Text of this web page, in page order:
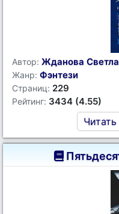
Автор: Жданова
Жанр: Фэнтези
Страниц: 229
Рейтинг: 3434 (4.55)
Читать